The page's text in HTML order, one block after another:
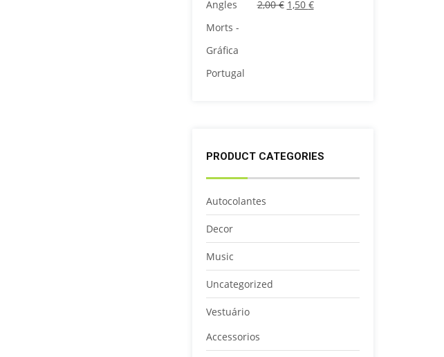
2,00€ 1,50 €
PRODUCT CATEGORIES
Autocolantes
Decor
Music
Uncategorized
Vestuário
Accessorios